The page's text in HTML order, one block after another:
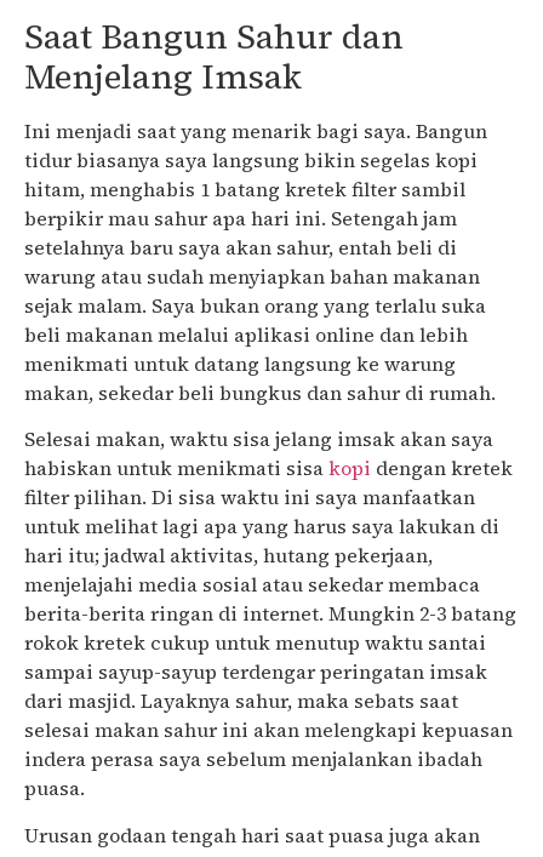
Saat Bangun Sahur dan
Menjelang Imsak
Ini menjadi saat yang menarik bagi saya. Bangun
tidur biasanya saya langsung bikin segelas kopi
hitam, menghabis 1 batang kretek filter sambil
berpikir mau sahur apa hari ini. Setengah jam
setelahnya baru saya akan sahur, entah beli di
warung atau sudah menyiapkan bahan makanan
sejak malam. Saya bukan orang yang terlalu suka
beli makanan melalui aplikasi online dan lebih
menikmati untuk datang langsung ke warung
makan, sekedar beli bungkus dan sahur di rumah.
Selesai makan, waktu sisa jelang imsak akan saya
habiskan untuk menikmati sisakopi dengan kretek
filter pilihan. Di sisa waktu ini saya manfaatkan
untuk melihat lagi apa yang harus saya lakukan di
hari itu; jadwal aktivitas, hutang pekerjaan,
menjelajahi media sosial atau sekedar membaca
berita-berita ringan di internet. Mungkin 2-3 batang
rokok kretek cukup untuk menutup waktu santai
sampai sayup-sayup terdengar peringatan imsak
dari masjid. Layaknya sahur, maka sebats saat
selesai makan sahur ini akan melengkapi kepuasan
indera perasa saya sebelum menjalankan ibadah
puasa.
Urusan godaan tengah hari saat puasa juga akan